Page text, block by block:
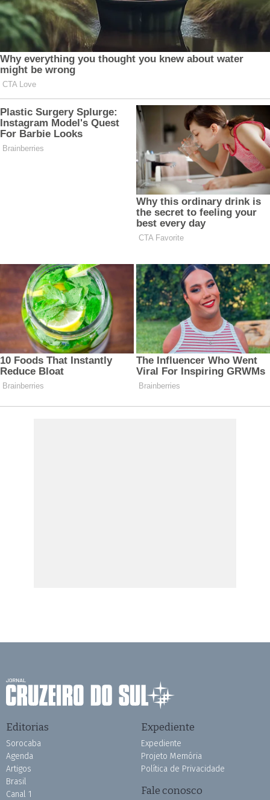
Editorias
Sorocaba
Agenda
Artigos
Brasil
Canal 1
Expediente
Expediente
Projeto Memória
Política de Privacidade
Fale conosco